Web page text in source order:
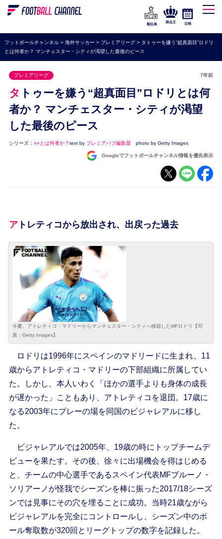
WEリーグ
海外サッカー
プレミアリーグ
ラ・リーガ
セリエA
ブンデスリーガ
UEFA
ナショナルチーム
順位表
得点王 日程
フットボールチャンネル> 海外サッカー > プレミアリーグ> タトゥーを嫌う“超真面目”ロドリ
とは何者か？ マンチェスター・シティが渇望した最後のピース
プレミアリーグ 7年前
タトゥーを嫌う“超真面目”ロドリとは何
者か？ マンチェスター・シティが渇望
した最後のピース
シリーズ： ○○とは何者か？text by プレミアパブ編集部 photo by Getty Images
Googleでフットボールチャンネル情報を優先表示
アトレティコから放出され、出戻った過去
今夏、アトレティコ・マドリーからマンチェスター・シティへ移籍したMFロドリ【写
真：Getty Images】
ロドリは1996年にスペインのマドリードに生まれ、11
歳からアトレティコ・マドリーの下部組織に所属してい
た。しかし、本人いわく「ほかの選手よりも身体の成長
が遅かった」こともあり、アトレティコを退団。17歳に
なる2003年にプレーの場を同国のビジャレアルに移し
た。
ビジャレアルでは2005年、19歳の時にトップチームデ
ビューを果たす。その後、徐々に出場機会を得はじめる
と、チームの中心選手であるスペイン代表MFブルーノ・
ソリアーノが怪我でシーズンを棒に振った2017/18シーズ
ンでは見事にその穴を埋ることに成功。当時21歳ながら
ビジャレアルを完全にコントロールし、シーズン中のボ
ール奪取数が320回とリーグトップの数字を記録した。